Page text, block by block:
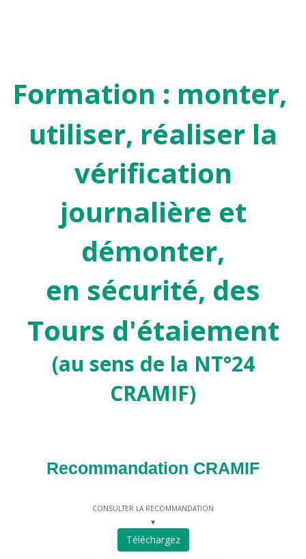
Formation : monter,
utiliser, réaliser la
vérification
journalière et
démonter,
en sécurité, des
Tours d'étaiement
(au sens de la NT°24
CRAMIF)
Recommandation CRAMIF
CONSULTER LA RECOMMANDATION
▼
Téléchargez